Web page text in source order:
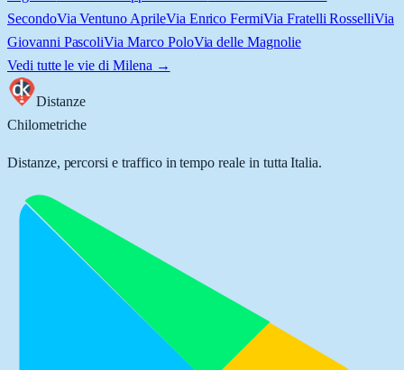
SecondoVia Ventuno AprileVia Enrico FermiVia Fratelli RosselliVia
Giovanni PascoliVia Marco PoloVia delle Magnolie
Vedi tutte le vie di Milena →
Distanze
Chilometriche
Distanze, percorsi e traffico in tempo reale in tutta Italia.